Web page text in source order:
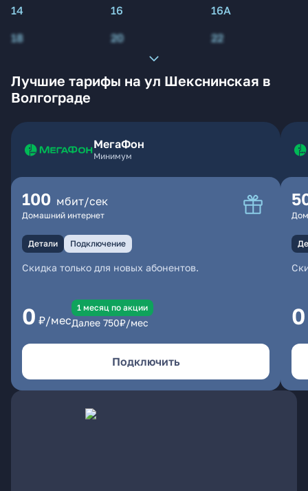
14
16
16А
18
20 22
Лучшие тарифы на ул Шекснинская в
Волгограде
МегаФон
Минимум
100 мбит/сек
Домашний интернет
Детали Подключение
Скидка только для новых абонентов.
0 ₽/мес
1 месяц по акции
Далее 750₽/мес
Подключить
0